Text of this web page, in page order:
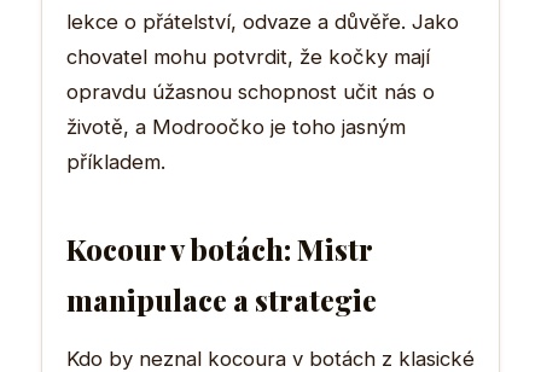
lekce o přátelství, odvaze a důvěře. Jako
chovatel mohu potvrdit, že kočky mají
opravdu úžasnou schopnost učit nás o
životě, a Modroočko je toho jasným
příkladem.
Kocour v botách: Mistr
manipulace a strategie
Kdo by neznal kocoura v botách z klasické